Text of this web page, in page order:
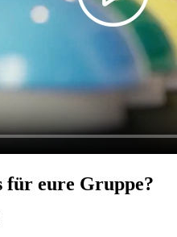
für eure Gruppe?